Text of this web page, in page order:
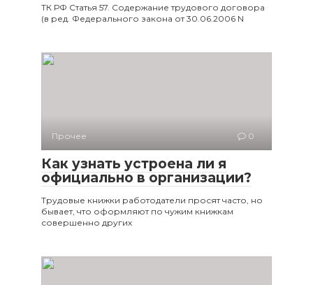
ТК РФ Статья 57. Содержание трудового договора
(в ред. Федерального закона от 30.06.2006 N
Прочее 0
Как узнать устроена ли я
официально в организации?
Трудовые книжки работодатели просят часто, но
бывает, что оформляют по чужим книжкам
совершенно других